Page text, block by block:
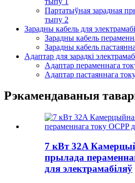
Партатыўная зарадная
тыпу 2
Зарадны кабель для
Зарадны кабель
Зарадны кабель
Адаптар для зарадкі
Адаптар пераменнага
Адаптар пастаяннага
Рэкамендаваныя
7 кВт 32A
прылада
для электрамабіляў